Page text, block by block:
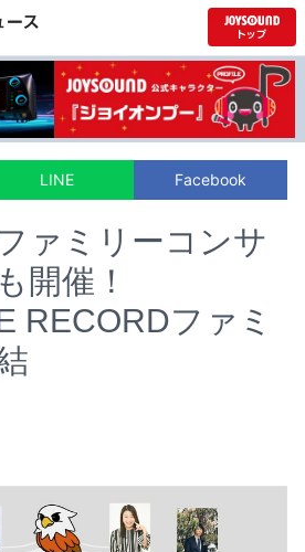
LINE Facebook
ァミリーコンサ
開催！
RECORDファミ